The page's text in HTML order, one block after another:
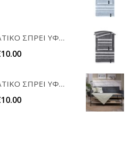
ΑΡΩΜΑΤΙΚΟ ΣΠΡΕΙ ΥΦΑΣΜΑΤΩΝ WHITE MUSK 200ml ELEGANT
10.00
ΑΡΩΜΑΤΙΚΟ ΣΠΡΕΙ ΥΦΑΣΜΑΤΩΝ POWDER 200ml ELEGANT
10.00